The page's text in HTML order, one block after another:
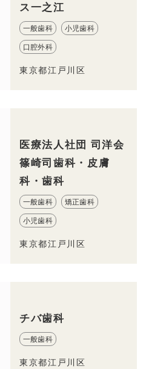
ス一之江
一般歯科 小児歯科
口腔外科
東京都江戸川区
医療法人社団 司洋会
篠崎司歯科・皮膚
科・歯科
一般歯科 矯正歯科
小児歯科
東京都江戸川区
チバ歯科
一般歯科
東京都江戸川区